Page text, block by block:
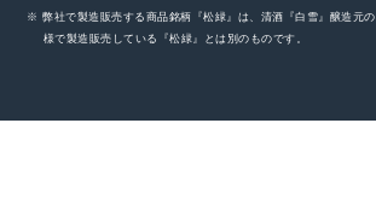
※ 弊社で製造販売する商品銘柄『松緑』は、清酒『白雪』醸造元
様で製造販売している『松緑』とは別のものです。